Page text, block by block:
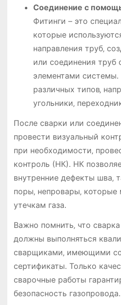
Соединение с
Фитинги – это
которые
направления труб‚
или соединения труб
элементами
различных типов‚
угольники‚
После сварки или
провести визуальный
при необходимости‚
контроль (НК)․ НК
внутренние дефекты шва‚
поры‚ непровары‚
утечкам газа․
Важно помнить‚ что
должны выполняться
сварщиками‚ имеющими
сертификаты․ Только
сварочные работы
безопасность газопровода․